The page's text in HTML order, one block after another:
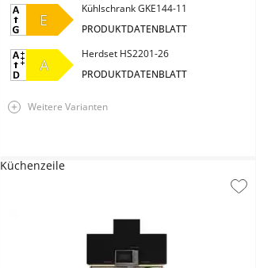
Weitere Varianten
E
Kühlschrank GKE144-11
PRODUKTDATENBLATT
A
Herdset HS2201-26
PRODUKTDATENBLATT
Küchenzeile